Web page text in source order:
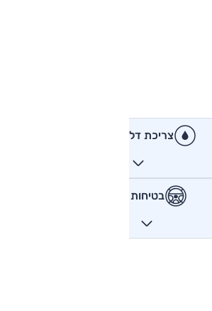
צריכת דלק
בטיחות